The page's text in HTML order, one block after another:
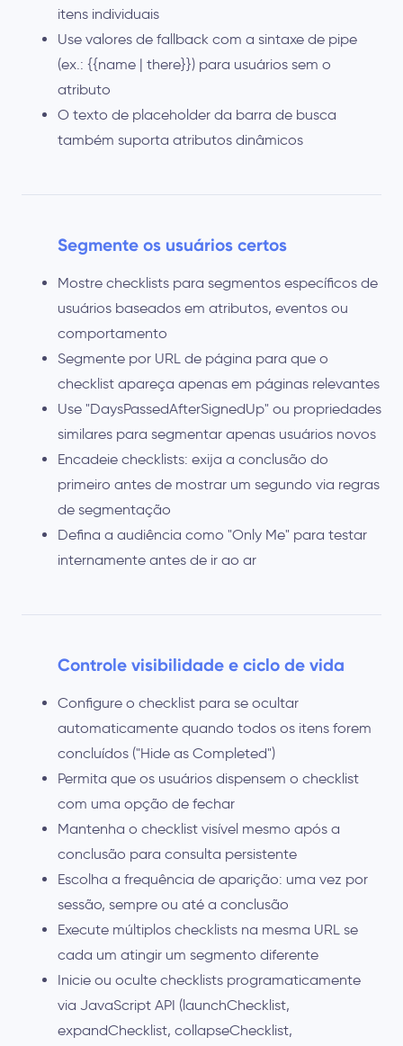
itens individuais
Use valores de fallback com a sintaxe de pipe
(ex.: {{name | there}}) para usuários sem o
atributo
O texto de placeholder da barra de busca
também suporta atributos dinâmicos
Segmente os usuários certos
Mostre checklists para segmentos específicos de
usuários baseados em atributos, eventos ou
comportamento
Segmente por URL de página para que o
checklist apareça apenas em páginas relevantes
Use "DaysPassedAfterSignedUp" ou propriedades
similares para segmentar apenas usuários novos
Encadeie checklists: exija a conclusão do
primeiro antes de mostrar um segundo via regras
de segmentação
Defina a audiência como "Only Me" para testar
internamente antes de ir ao ar
Controle visibilidade e ciclo de vida
Configure o checklist para se ocultar
automaticamente quando todos os itens forem
concluídos ("Hide as Completed")
Permita que os usuários dispensem o checklist
com uma opção de fechar
Mantenha o checklist visível mesmo após a
conclusão para consulta persistente
Escolha a frequência de aparição: uma vez por
sessão, sempre ou até a conclusão
Execute múltiplos checklists na mesma URL se
cada um atingir um segmento diferente
Inicie ou oculte checklists programaticamente
via JavaScript API (launchChecklist,
expandChecklist, collapseChecklist,